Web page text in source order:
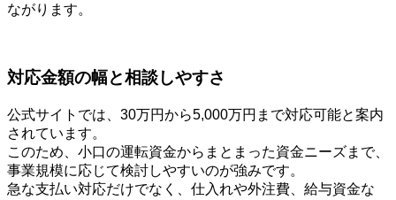
ながります。
対応金額の幅と相談しやすさ
公式サイトでは、30万円から5,000万円まで対応可能と案内
されています。
このため、小口の運転資金からまとまった資金ニーズまで、
事業規模に応じて検討しやすいのが強みです。
急な支払い対応だけでなく、仕入れや外注費、給与資金な